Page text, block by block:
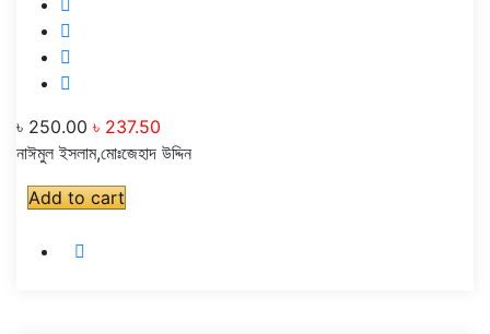
৳ 250.00 ৳ 237.50
নাঈমুল ইসলাম,মোঃজেহাদ উদ্দিন
Add to cart